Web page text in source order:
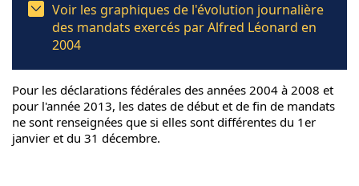
Voir les graphiques de l'évolution journalière
des mandats exercés par Alfred Léonard en
2004
Pour les déclarations fédérales des années 2004 à 2008 et
pour l'année 2013, les dates de début et de fin de mandats
ne sont renseignées que si elles sont différentes du 1er
janvier et du 31 décembre.